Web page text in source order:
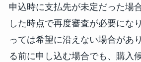
申込時に支払先が未定だった場
した時点で再度審査が必要にな
っては希望に沿えない場合があ
る前に申し込む場合でも、購入